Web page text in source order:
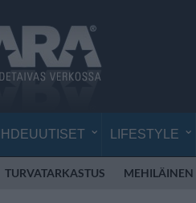
LIFESTYLE
TURVATARKASTUS MEHILÄINEN